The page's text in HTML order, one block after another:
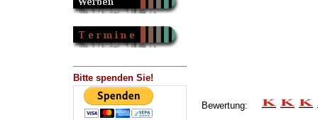
Bitte spenden Sie!
Bewertung: